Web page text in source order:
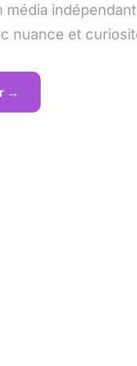
média
nuance et
→